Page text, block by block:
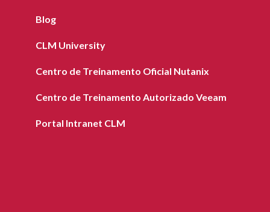
Blog
CLM University
Centro de Treinamento Oficial Nutanix
Centro de Treinamento Autorizado Veeam
Portal Intranet CLM